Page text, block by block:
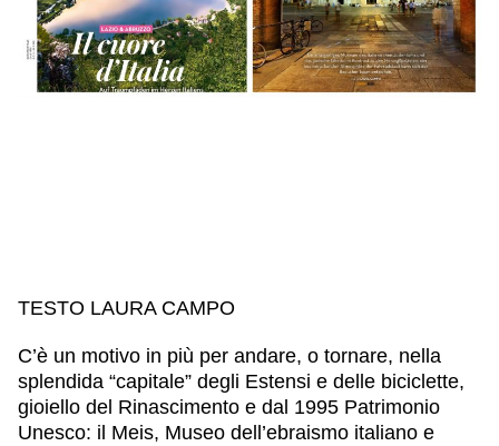
IL NOSTRO STAFF
EDUCAZIONE
SCUOLE
INSEGNANTI
CULTURA EBRAICA
TESTO LAURA CAMPO
C’è un motivo in più per andare, o tornare, nella
splendida “capitale” degli Estensi e delle biciclette,
gioiello del Rinascimento e dal 1995 Patrimonio
Unesco: il Meis, Museo dell’ebraismo italiano e